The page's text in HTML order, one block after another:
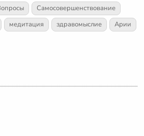
Самосовершенствование
медитация здравомыслие
Арии